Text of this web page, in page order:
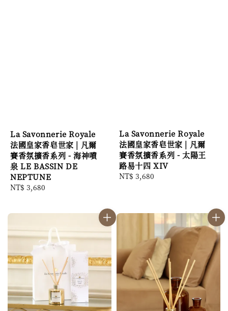
La Savonnerie Royale
法國皇家香皂世家 | 凡爾
賽香氛擴香系列 - 海神噴
泉 LE BASSIN DE
NEPTUNE
Regular
NT$ 3,680
La Savonnerie Royale
法國皇家香皂世家 | 凡爾
賽香氛擴香系列 - 太陽王
路易十四 XIV
Regular
NT$ 3,680